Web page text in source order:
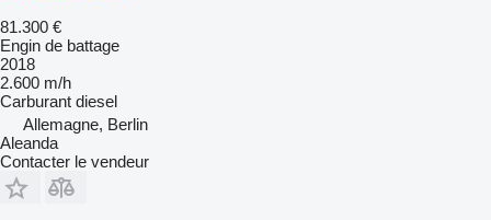
81.300 €
Engin de battage
2018
2.600 m/h
Carburant diesel
Allemagne, Berlin
Aleanda
Contacter le vendeur